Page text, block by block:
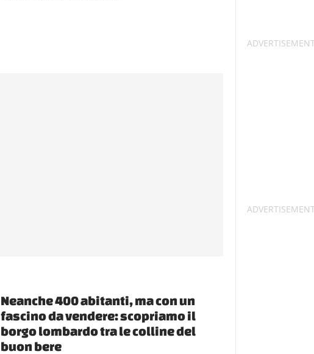
Neanche 400 abitanti, ma con un
fascino da vendere: scopriamo il
borgo lombardo tra le colline del
buon bere